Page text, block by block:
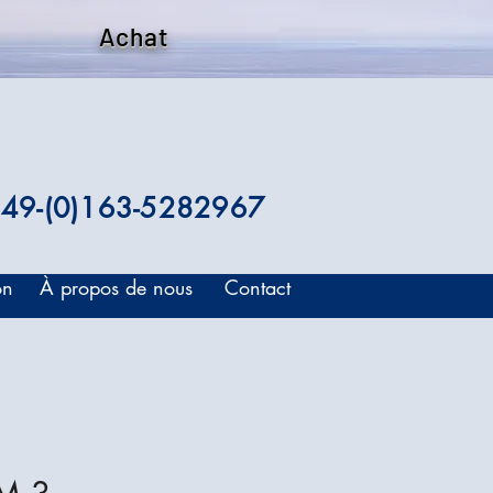
Achat
(0)163-5282967
À propos de nous Contact